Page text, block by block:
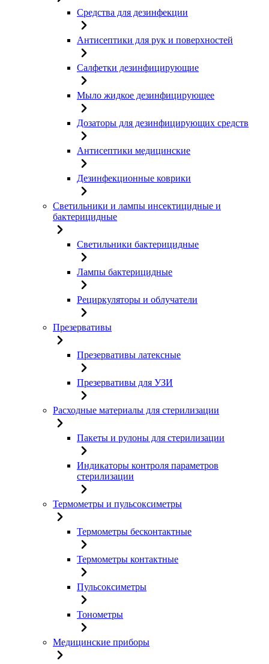
Средства для дезинфекции
Антисептики для рук и поверхностей
Салфетки дезинфицирующие
Мыло жидкое дезинфицирующее
Дозаторы для дезинфицирующих средств
Антисептики медицинские
Дезинфекционные коврики
Светильники и лампы инсектицидные и
бактерицидные
Светильники бактерицидные
Лампы бактерицидные
Рециркуляторы и облучатели
Презервативы
Презервативы латексные
Презервативы для УЗИ
Расходные материалы для стерилизации
Пакеты и рулоны для стерилизации
Индикаторы контроля параметров
стерилизации
Термометры и пульсоксиметры
Термометры бесконтактные
Термометры контактные
Пульсоксиметры
Тонометры
Медицинские приборы